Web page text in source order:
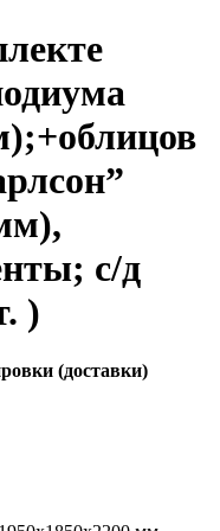
с/д
)
(доставки)